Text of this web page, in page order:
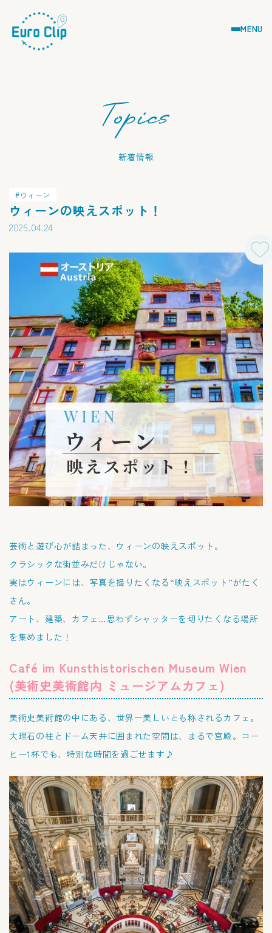
MENU
新着情報
ウィーン
ウィーンの映えスポット！
2026.04.24
芸術と遊び心が詰まった、ウィーンの映えスポット。
クラシックな街並みだけじゃない。
実はウィーンには、写真を撮りたくなる“映えスポット”がたく
さん。
アート、建築、カフェ…思わずシャッターを切りたくなる場所
を集めました！
Café im Kunsthistorischen Museum Wien
(美術史美術館内 ミュージアムカフェ)
美術史美術館の中にある、世界一美しいとも称されるカフェ。
大理石の柱とドーム天井に囲まれた空間は、まるで宮殿。コー
ヒー1杯でも、特別な時間を過ごせます♪